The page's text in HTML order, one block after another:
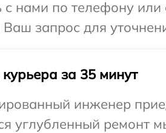
нами по телефону или
Ваш запрос для
за 35 минут
инженер
углубленный ремонт